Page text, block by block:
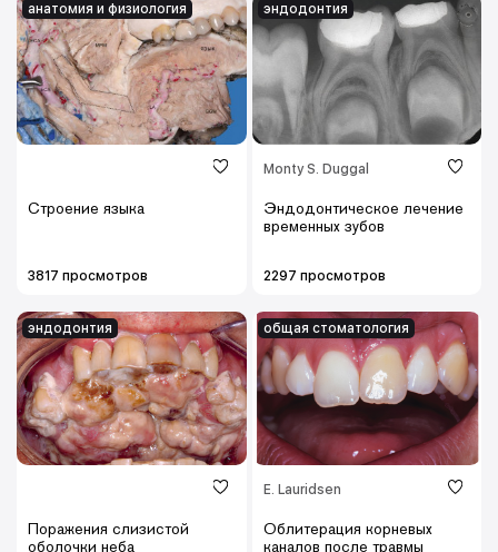
анатомия и физиология
Строение языка
3817 просмотров
эндодонтия
Monty S. Duggal
Эндодонтическое лечение
временных зубов
2297 просмотров
эндодонтия
Поражения слизистой
оболочки неба
общая стоматология
E. Lauridsen
Облитерация корневых
каналов после травмы